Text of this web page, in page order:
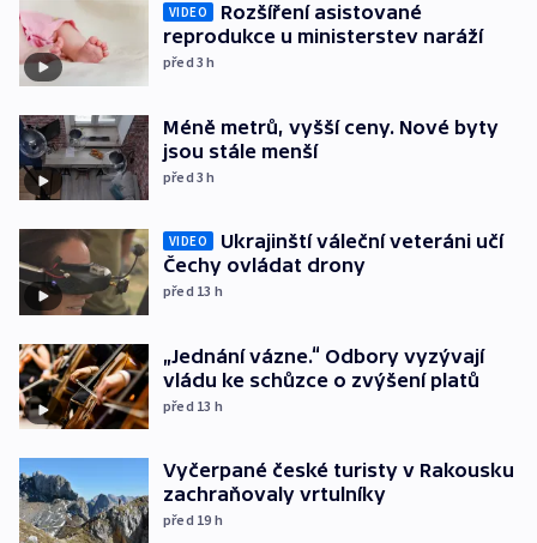
VIDEO
Rozšíření asistované
reprodukce u ministerstev naráží
před 3h
Méně metrů, vyšší ceny. Nové byty
jsou stále menší
před 3h
VIDEO
Ukrajinští váleční veteráni učí
Čechy ovládat drony
před 13 h
„Jednání vázne.“ Odbory vyzývají
vládu ke schůzce o zvýšení platů
před 13 h
Vyčerpané české turisty v Rakousku
zachraňovaly vrtulníky
před 19 h